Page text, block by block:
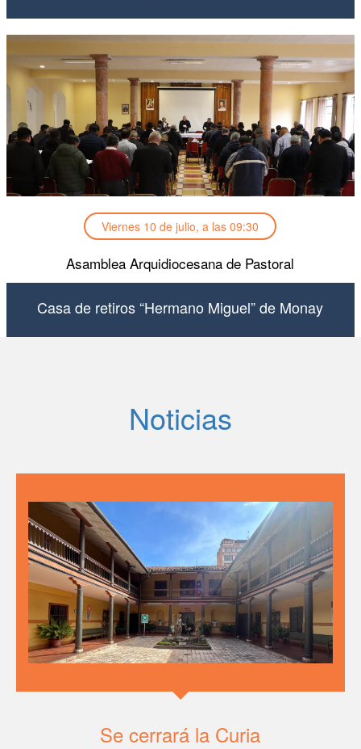
Viernes 10 de julio, a las 09:30
Asamblea Arquidiocesana de Pastoral
Casa de retiros “Hermano Miguel” de Monay
Noticias
Se cerrará la Curia